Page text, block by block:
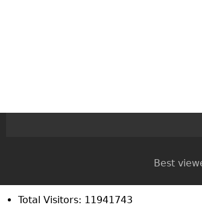
Best viewed in
Total Visitors: 11941743